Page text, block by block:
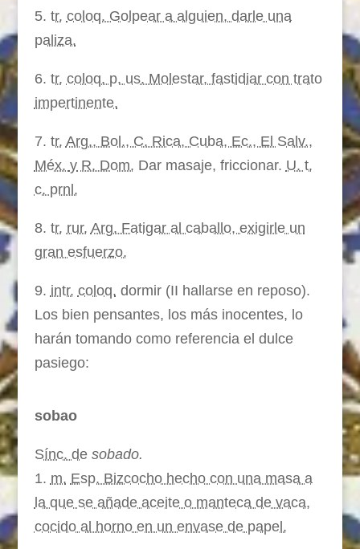
5. tr. coloq. Golpear a alguien, darle una
paliza.
6. tr. coloq. p. us. Molestar, fastidiar con trato
impertinente.
7. tr. Arg., Bol., C. Rica, Cuba, Ec., El Salv.,
Méx. yR. Dom. Dar masaje, friccionar. U. t.
c. prnl.
8. tr. rur. Arg. Fatigar al caballo, exigirle un
gran esfuerzo.
9. intr. coloq. dormir(II hallarse en reposo).
Los bien pensantes, los más inocentes, lo
harán tomando como referencia el dulce
pasiego:
sobao
Sínc. de sobado.
1. m. Esp. Bizcocho hecho con una masa a
la que se añade aceite o manteca de vaca,
cocido al horno en un envase de papel.